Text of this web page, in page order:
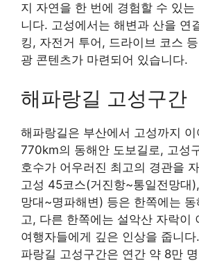
지 자연을 한 번에 경험할 수 있는
니다. 고성에서는 해변과 산을 연
킹, 자전거 투어, 드라이브 코스
광 콘텐츠가 마련되어 있습니다.
해파랑길 고성구간
해파랑길은 부산에서 고성까지
770km의 동해안 도보길로, 고성
호수가 어우러진 최고의 경관을
고성 45코스(거진항~통일전망대
망대~명파해변) 등은 한쪽에는
고, 다른 한쪽에는 설악산 자락이
여행자들에게 깊은 인상을 줍니
파랑길 고성구간은 연간 약 8만